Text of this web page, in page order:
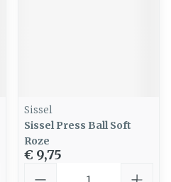
Sissel
Sissel Press Ball Soft
Roze
€ 9,75